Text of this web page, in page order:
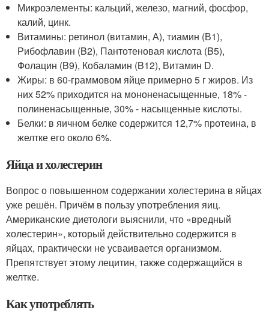
Микроэлементы: кальций, железо, магний, фосфор,
калий, цинк.
Витамины: ретинол (витамин, А), тиамин (В1),
Рибофлавин (B2), Пантотеновая кислота (B5),
Фолацин (B9), Кобаламин (B12), Витамин D.
Жиры: в 60-граммовом яйце примерно 5 г жиров. Из
них 52% приходится на мононенасыщенные, 18% -
полиненасыщенные, 30% - насыщенные кислоты.
Белки: в яичном белке содержится 12,7% протеина, в
желтке его около 6%.
Яйца и холестерин
Вопрос о повышенном содержании холестерина в яйцах
уже решён. Причём в пользу употребления яиц.
Американские диетологи выяснили, что «вредный
холестерин», который действительно содержится в
яйцах, практически не усваивается организмом.
Препятствует этому лецитин, также содержащийся в
желтке.
Как употреблять